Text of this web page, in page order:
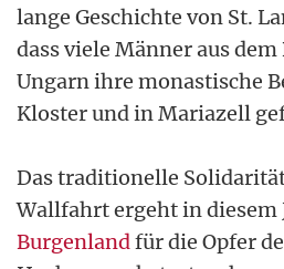
lange Geschichte von St.
dass viele Männer aus
Ungarn ihre monastische
Kloster und in Mariazell
Das traditionelle
Wallfahrt ergeht in diesem
Burgenlandfür die Opfer